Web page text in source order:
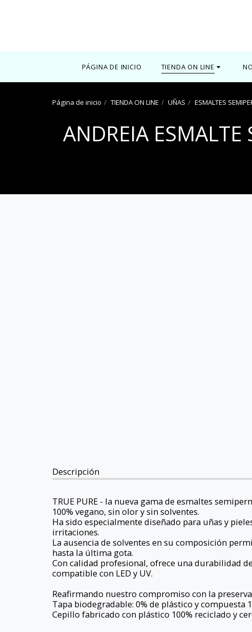
PÁGINA DE INICIO TIENDA ON LINE
Página de inicio TIENDA ON LINE UÑAS ESMALTES
ANDREIA
Descripción
TRUE PURE - la nueva gama de esmaltes
100% vegano, sin olor y sin solventes.
Ha sido especialmente diseñado para uñas y
irritaciones.
La ausencia de solventes en su composición
hasta la última gota.
Con calidad profesional, ofrece una durabilidad
compatible con LED y UV.
Reafirmando nuestro compromiso con la
Tapa biodegradable: 0% de plástico y compuesta
Cepillo fabricado con plástico 100% reciclado y